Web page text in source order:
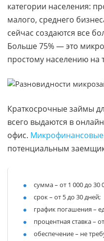
категории населения:
малого, среднего
сейчас создаются все
Больше 75% — это
простому населению на
Краткосрочные займы
всего выдаются в
офис.
потенциальным
сумма – от 1 000 до 30
срок – от 5 до 30 дней;
график погашения –
процентная ставка –
обеспечение – не